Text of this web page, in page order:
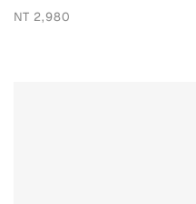
NT 2,980